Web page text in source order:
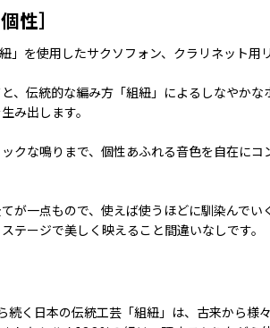
性］
」を使用したサクソフォン、クラリネット用
、伝統的な編み方「組紐」によるしなやか
み出します。
クな鳴りまで、個性あふれる音色を自在に
が一点もので、使えば使うほどに馴染んで
テージで美しく映えること間違いなしです。
続く日本の伝統工芸「組紐」は、古来から